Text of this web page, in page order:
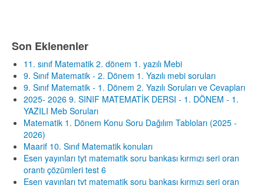
Son Eklenenler
11. sınıf Matematik 2. dönem 1. yazılı Mebi
9. Sınıf Matematik - 2. Dönem 1. Yazılı mebi soruları
9. Sınıf Matematik - 1. Dönem 2. Yazılı Soruları ve Cevapları
2025- 2026 9. SINIF MATEMATİK DERSI - 1. DÖNEM - 1.
YAZILI Meb Soruları
Matematik 1. Dönem Konu Soru Dağılım Tabloları (2025 -
2026)
Maarif 10. Sınıf Matematik konuları
Esen yayınları tyt matematik soru bankası kırmızı seri oran
orantı çözümleri test 6
Esen yayınları tyt matematik soru bankası kırmızı seri oran